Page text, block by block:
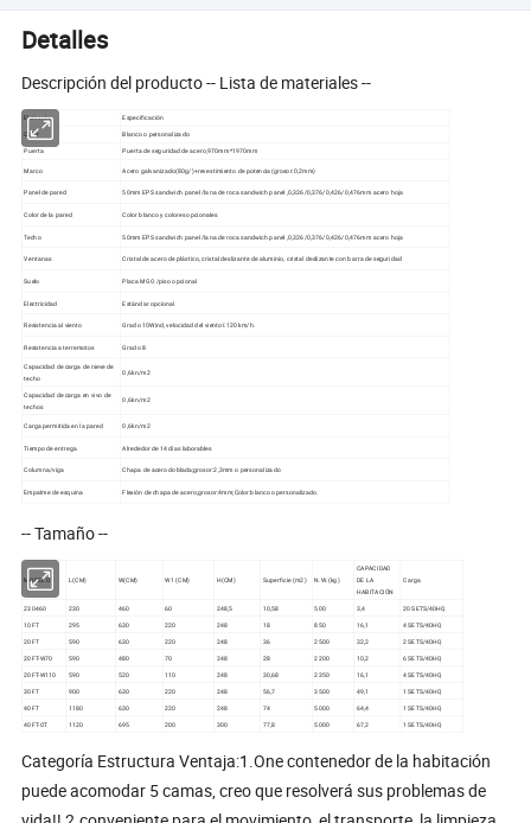
Detalles
Descripción del producto -- Lista de materiales --
Elemento Especificación
Color Blanco o personalizado
Puerta Puerta de seguridad de acero,970mm*1970mm
Marco Acero galvanizado(80g/)+revestimiento de potencia(grosor:0,2mm)
Panel de pared 50mm EPS sandwich panel /lana de roca sandwich panel ,0,326/0,376/0,426/0,476mm acero hoja
Color de la pared Color blanco y colores opcionales
Techo 50mm EPS sandwich panel /lana de roca sandwich panel ,0,326/0,376/0,426/0,476mm acero hoja
Ventanas Cristal de acero de plástico, cristal deslizante de aluminio, cristal deslizante con barra de seguridad
Suelo Placa MGO /piso opcional
Electricidad Estándar opcional
Resistencia al viento Grado 10Wind, velocidad del viento≤120 km/h.
Resistencia a terremotos Grado 8
Capacidad de carga de nieve de
techo
0,6kn/m2
Capacidad de carga en vivo de
techos
0,6kn/m2
Carga permitida en la pared 0,6kn/m2
Tiempo de entrega Alrededor de 14 días laborables
Columna/viga Chapa de acero doblada;grosor:2,3mm o personalizado
Empalme de esquina Flexión de chapa de acero;grosor:4mm;Color:blanco o personalizado.
-- Tamaño --
MODELO L(CM) W(CM) W1 (CM) H(CM) Superficie (m2) N.W.(kg)
CAPACIDAD
DE LA
HABITACIÓN
Carga
230460 230 460 60 248,5 10,58 500 3,4
20 SETS/40HQ
10FT
295 630 220 248 18 850 16,1 4 SETS/40HQ
20FT 590 630 220 248 36 2500 32,2 2 SETS/40HQ
20FT-W70 590 480 70 248 28 2200 10,2
6 SETS/40HQ
20FT-W110
590 520 110 248 30,68 2350 16,1 4 SETS/40HQ
30FT 900 630 220 248 56,7 3500 49,1 1 SETS/40HQ
40FT 1180 630 220 248 74 5000 64,4
1 SETS/40HQ
40FT-OT
1120 695 200 300 77,8 5000 67,2 1 SETS/40HQ
Categoría Estructura Ventaja:1.One contenedor de la habitación
puede acomodar 5 camas, creo que resolverá sus problemas de